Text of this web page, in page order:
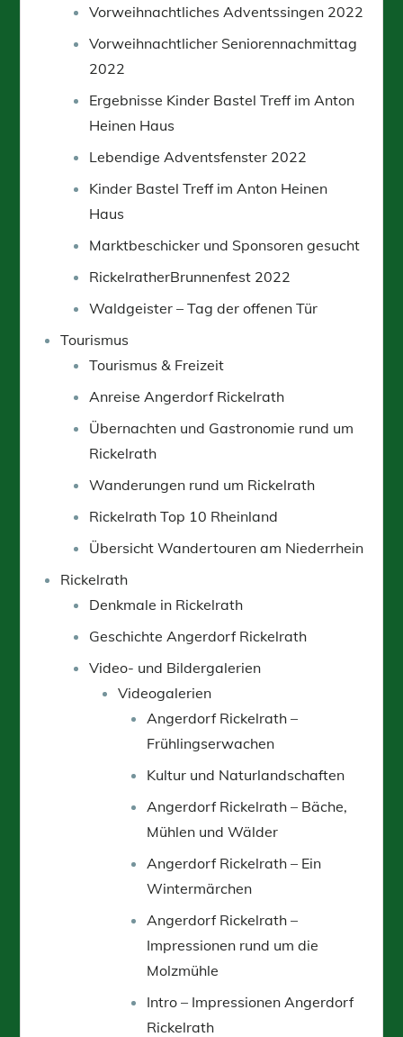
Vorweihnachtliches Adventssingen 2022
Vorweihnachtlicher Seniorennachmittag
2022
Ergebnisse Kinder Bastel Treff im Anton
Heinen Haus
Lebendige Adventsfenster 2022
Kinder Bastel Treff im Anton Heinen
Haus
Marktbeschicker und Sponsoren gesucht
RickelratherBrunnenfest 2022
Waldgeister – Tag der offenen Tür
Tourismus
Tourismus & Freizeit
Anreise Angerdorf Rickelrath
Übernachten und Gastronomie rund um
Rickelrath
Wanderungen rund um Rickelrath
Rickelrath Top 10 Rheinland
Übersicht Wandertouren am Niederrhein
Rickelrath
Denkmale in Rickelrath
Geschichte Angerdorf Rickelrath
Video- und Bildergalerien
Videogalerien
Angerdorf Rickelrath –
Frühlingserwachen
Kultur und Naturlandschaften
Angerdorf Rickelrath – Bäche,
Mühlen und Wälder
Angerdorf Rickelrath – Ein
Wintermärchen
Angerdorf Rickelrath –
Impressionen rund um die
Molzmühle
Intro – Impressionen Angerdorf
Rickelrath